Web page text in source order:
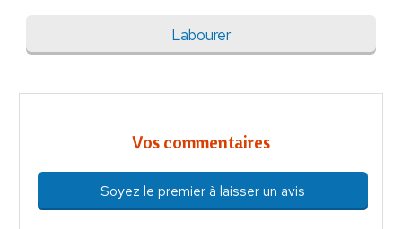
Labourer
Vos commentaires
Soyez le premier à laisser un avis